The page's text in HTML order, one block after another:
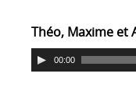
Théo, Maxime et
00:00